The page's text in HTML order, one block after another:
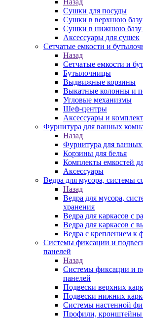
Назад
Сушки для посуды
Сушки в верхнюю
Сушки в нижнюю базу
Аксессуары для сушек
Сетчатые емкости и
Назад
Сетчатые емкости и
Бутылочницы
Выдвижные корзины
Выкатные колонны и
Угловые механизмы
Шеф-центры
Аксессуары и
Фурнитура для ванных
Назад
Фурнитура для ванных
Корзины для белья
Комплекты емкостей
Аксессуары
Ведра для мусора, системы
Назад
Ведра для мусора,
хранения
Ведра для каркасов с
Ведра для каркасов с
Ведра с креплением к
Системы фиксации и
панелей
Назад
Системы фиксации и
панелей
Подвески верхних
Подвески нижних
Системы настенной
Профили, кронштейны